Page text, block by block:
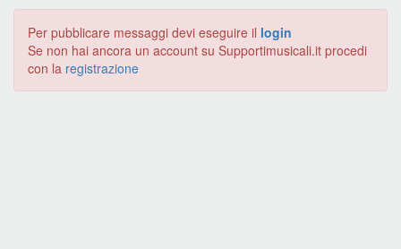
Per pubblicare messaggi devi eseguire il login
Se non hai ancora un account su Supportimusicali.it procedi
con la registrazione